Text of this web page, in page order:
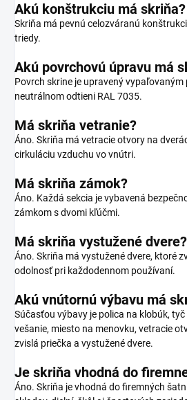
Akú konštrukciu má skriňa?
Skriňa má pevnú celozváranú
triedy.
Akú povrchovú úpravu má
Povrch skrine je upravený
neutrálnom odtieni RAL 7035.
Má skriňa vetranie?
Áno. Skriňa má vetracie otvory na
cirkuláciu vzduchu vo vnútri.
Má skriňa zámok?
Áno. Každá sekcia je vybavená
zámkom s dvomi kľúčmi.
Má skriňa vystužené dvere?
Áno. Skriňa má vystužené dvere, ktoré
odolnosť pri každodennom používaní.
Akú vnútornú výbavu má
Súčasťou výbavy je polica na klobúk,
vešanie, miesto na menovku, vetracie
zvislá priečka a vystužené dvere.
Je skriňa vhodná do
Áno. Skriňa je vhodná do firemných